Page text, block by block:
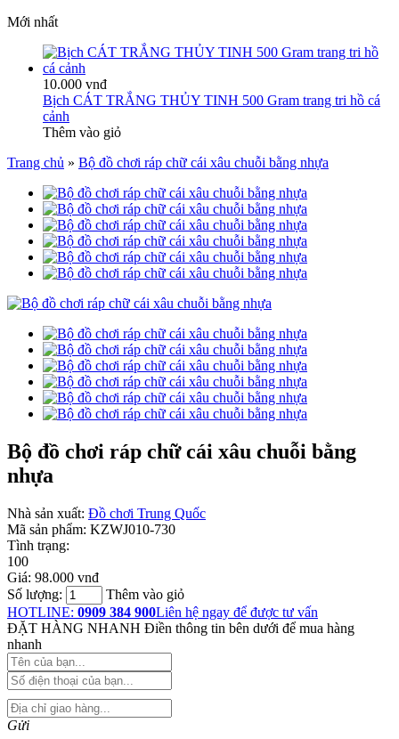
Mới nhất
10.000 vnđ
Bịch CÁT TRẮNG THỦY TINH 500 Gram trang tri hồ cá
cảnh
Thêm vào giỏ
Trang chủ » Bộ đồ chơi ráp chữ cái xâu chuỗi bằng nhựa
Bộ đồ chơi ráp chữ cái xâu chuỗi bằng
nhựa
Nhà sản xuất: Đồ chơi Trung Quốc
Mã sản phẩm: KZWJ010-730
Tình trạng:
100
Giá: 98.000 vnđ
Số lượng:
Thêm vào giỏ
HOTLINE: 0909 384 900Liên hệ ngay để được tư vấn
ĐẶT HÀNG NHANH Điền thông tin bên dưới để mua hàng
nhanh
Gửi